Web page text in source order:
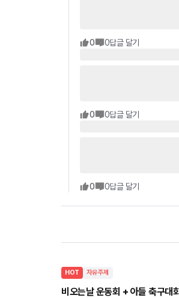
0 0답글 달기
0 0답글 달기
0 0답글 달기
HOT 자유주제
비오는날 운동회 + 아들 축구대